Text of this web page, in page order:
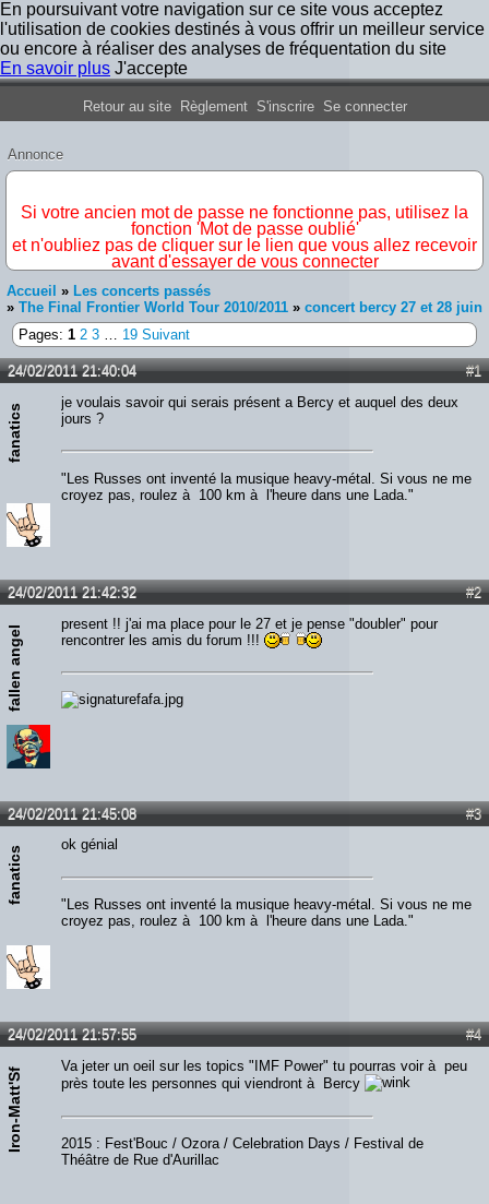
En poursuivant votre navigation sur ce site vous acceptez
l'utilisation de cookies destinés à vous offrir un meilleur service
ou encore à réaliser des analyses de fréquentation du site
En savoir plus J'accepte
Forum Iron Maiden France
Retour au site Règlement S'inscrire Se connecter
Annonce
Si votre ancien mot de passe ne fonctionne pas, utilisez la
fonction 'Mot de passe oublié'
et n'oubliez pas de cliquer sur le lien que vous allez recevoir
avant d'essayer de vous connecter
Accueil » Les concerts passés
» The Final Frontier World Tour 2010/2011 » concert bercy 27 et 28 juin
Pages: 1 2 3 … 19 Suivant
#1
24/02/2011 21:40:04
fanatics
je voulais savoir qui serais présent a Bercy et auquel des deux
jours ?
"Les Russes ont inventé la musique heavy-métal. Si vous ne me
croyez pas, roulez à 100 km à l'heure dans une Lada."
#2
24/02/2011 21:42:32
fallen angel
present !! j'ai ma place pour le 27 et je pense "doubler" pour
rencontrer les amis du forum !!!
#3
24/02/2011 21:45:08
fanatics
ok génial
"Les Russes ont inventé la musique heavy-métal. Si vous ne me
croyez pas, roulez à 100 km à l'heure dans une Lada."
#4
24/02/2011 21:57:55
Iron-Matt'Sf
Va jeter un oeil sur les topics "IMF Power" tu pourras voir à peu
près toute les personnes qui viendront à Bercy
2015 : Fest'Bouc / Ozora / Celebration Days / Festival de
Théâtre de Rue d'Aurillac